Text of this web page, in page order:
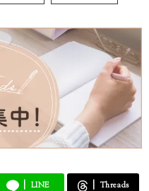
LINE Threads